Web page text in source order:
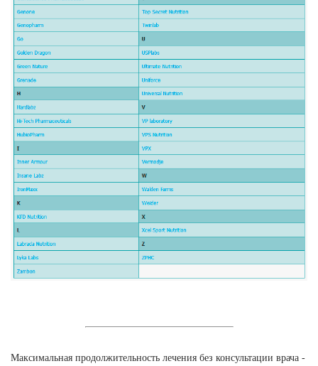
Максимальная продолжительность лечения без консультации врача -